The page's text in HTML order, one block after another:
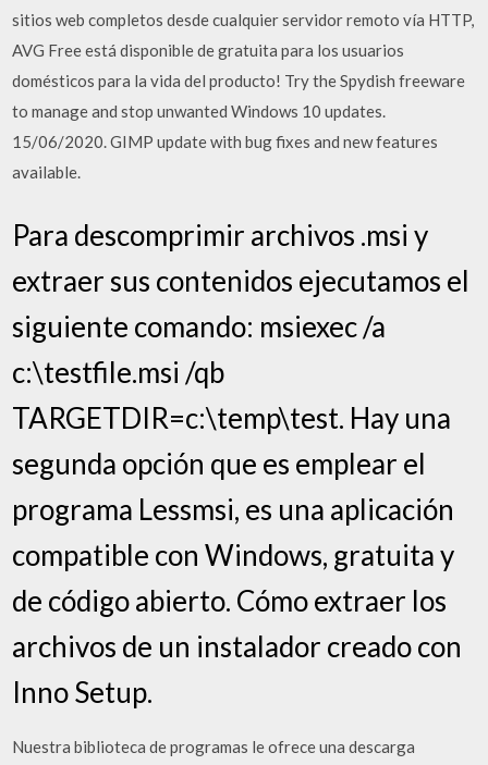
sitios web completos desde cualquier servidor remoto vía HTTP,
AVG Free está disponible de gratuita para los usuarios
domésticos para la vida del producto! Try the Spydish freeware
to manage and stop unwanted Windows 10 updates.
15/06/2020. GIMP update with bug fixes and new features
available.
Para descomprimir archivos .msi y
extraer sus contenidos ejecutamos el
siguiente comando: msiexec /a
c:\testfile.msi /qb
TARGETDIR=c:\temp\test. Hay una
segunda opción que es emplear el
programa Lessmsi, es una aplicación
compatible con Windows, gratuita y
de código abierto. Cómo extraer los
archivos de un instalador creado con
Inno Setup.
Nuestra biblioteca de programas le ofrece una descarga